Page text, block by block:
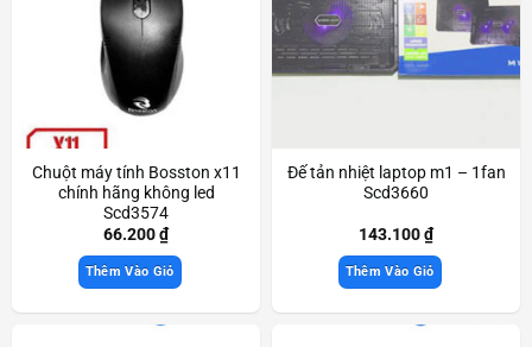
Chuột máy tính Bosston x11
chính hãng không led
Scd3574
66.200₫
Thêm Vào Giỏ
Đế tản nhiệt laptop m1 – 1fan
Scd3660
143.100₫
Thêm Vào Giỏ